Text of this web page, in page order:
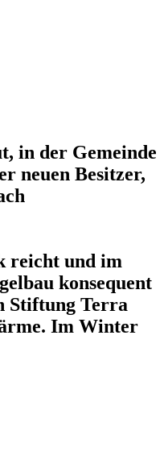
in der Gemeinde
neuen Besitzer,
reicht und im
konsequent
Stiftung Terra
Im Winter